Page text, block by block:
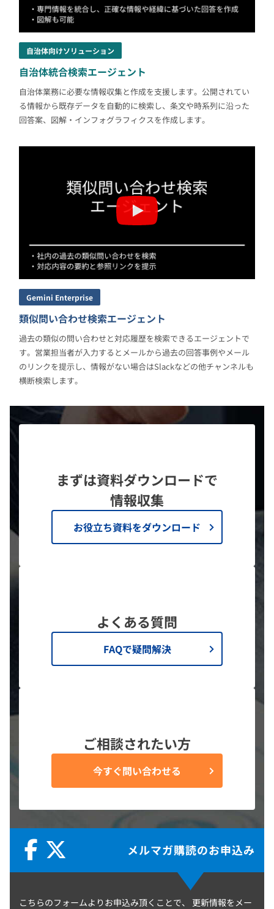
自治体向けソリューション
自治体統合検索エージェント
自治体業務に必要な情報収集と作成を支援します。公開されてい
る情報から既存データを自動的に検索し、条文や時系列に沿った
回答案、図解・インフォグラフィクスを作成します。
Gemini Enterprise
類似問い合わせ検索エージェント
過去の類似の問い合わせと対応履歴を検索できるエージェントで
す。営業担当者が入力するとメールから過去の回答事例やメール
のリンクを提示し、情報がない場合はSlackなどの他チャンネルも
横断検索します。
まずは資料ダウンロードで
情報収集
お役立ち資料をダウンロード
よくある質問
FAQで疑問解決
ご相談されたい方
今すぐ問い合わせる
メルマガ購読のお申込み
こちらのフォームよりお申込み頂くことで、
更新情報をメー